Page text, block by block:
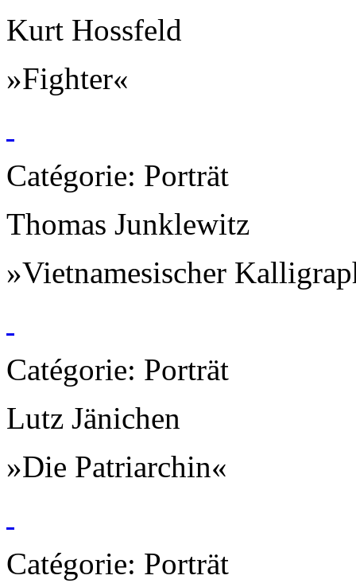
Kurt Hossfeld
»Fighter«
Catégorie: Porträt
Thomas Junklewitz
»Vietnamesischer
Catégorie: Porträt
Lutz Jänichen
»Die Patriarchin«
Catégorie: Porträt